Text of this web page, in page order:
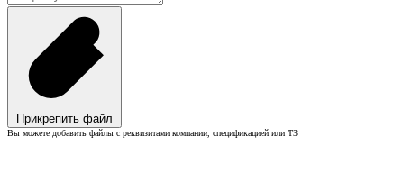
Прикрепить файл
Вы можете добавить файлы с реквизитами компании, спецификацией или ТЗ